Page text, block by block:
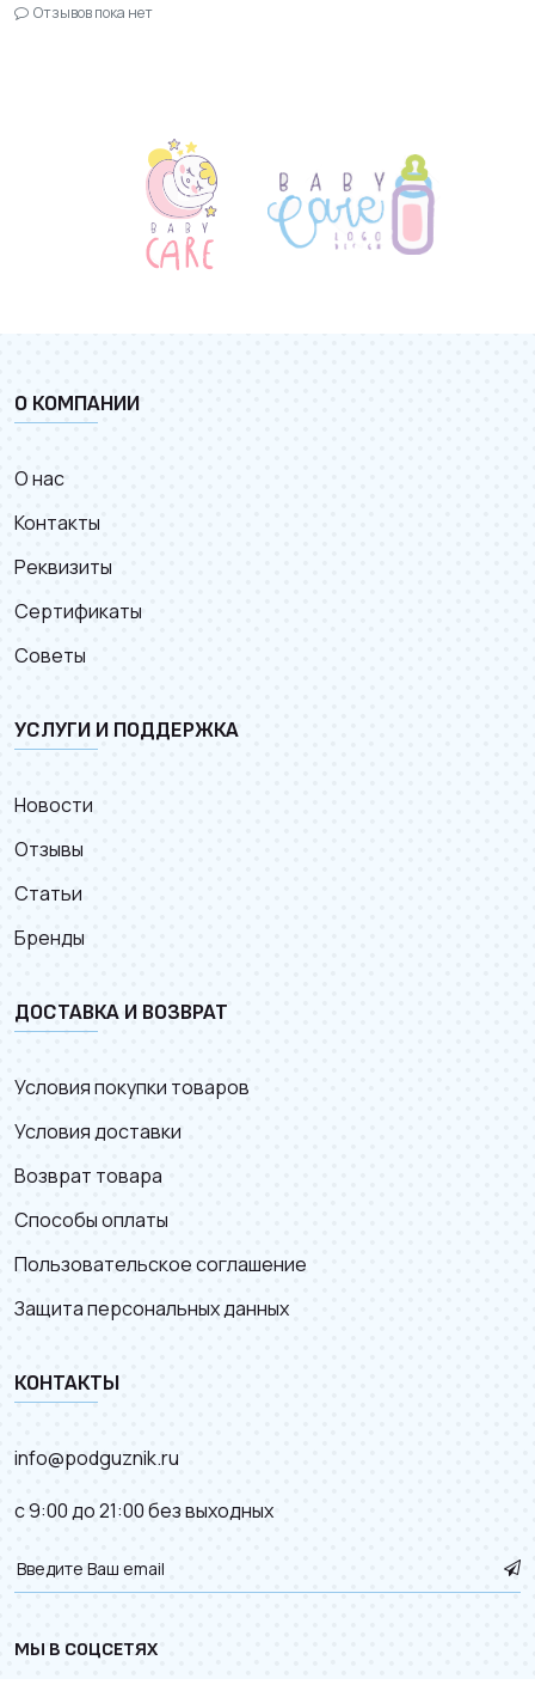
Отзывов пока нет
О КОМПАНИИ
О нас
Контакты
Реквизиты
Сертификаты
Советы
УСЛУГИ И ПОДДЕРЖКА
Новости
Отзывы
Статьи
Бренды
ДОСТАВКА И ВОЗВРАТ
Условия покупки товаров
Условия доставки
Возврат товара
Способы оплаты
Пользовательское соглашение
Защита персональных данных
КОНТАКТЫ
info@podguznik.ru
с 9:00 до 21:00 без выходных
МЫ В СОЦСЕТЯХ